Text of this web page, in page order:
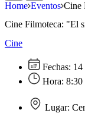
Home Eventos Cine
Cine Filmoteca: "El
Cine
Fechas: 14
Hora: 8:30
Lugar: